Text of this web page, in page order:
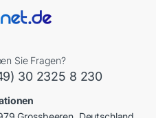
Sie Fragen?
30 2325 8 230